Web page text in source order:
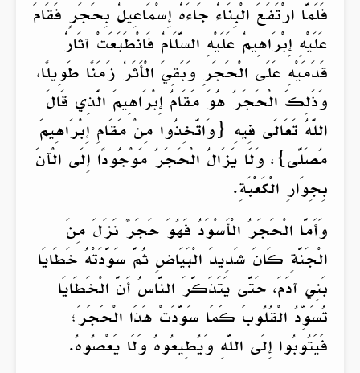
فَلَمَّا ارْتَفَعَ الْبِنَاءُ جَاءَهُ إِسْمَاعِيلُ بِحَجَرٍ فَقَامَ
عَلَيْهِ إِبْرَاهِيمُ عَلَيْهِ السَّلَامُ فَانْطَبَعَتْ آثَارُ
قَدَمَيْهِ عَلَى الْحَجَرِ وَبَقِيَ الْأَثَرُ زَمَنًا طَوِيلًا،
وَذَلِكَ الْحَجَرُ هُوَ مَقَامُ إِبْرَاهِيمَ الَّذِي قَالَ
اللَّهُ تَعَالَى فِيهِ {وَاتَّخِذُوا مِنْ مَقَامِ إِبْرَاهِيمَ
مُصَلًّى}، وَلَا يَزَالُ الْحَجَرُ مَوْجُودًا إِلَى الْآنَ
بِجِوَارِ الْكَعْبَةِ.
وَأَمَّا الْحَجَرُ الْأَسْوَدُ فَهُوَ حَجَرٌ نَزَلَ مِنَ
الْجَنَّةِ كَانَ شَدِيدَ الْبَيَاضِ ثُمَّ سَوَّدَتْهُ خَطَايَا
بَنِي آدَمَ، حَتَّى يَتَذَكَّرَ النَّاسُ أَنَّ الْخَطَايَا
تُسَوِّدُ الْقُلُوبَ كَمَا سَوَّدَتْ هَذَا الْحَجَرَ؛
فَيَتُوبُوا إِلَى اللَّهِ وَيُطِيعُوهُ وَلَا يَعْصُوهُ.